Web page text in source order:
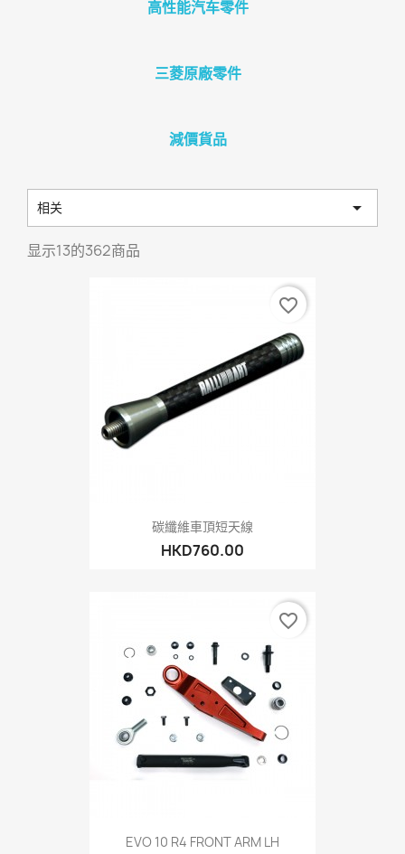
高性能汽车零件
三菱原廠零件
減價貨品
相关 
显示13的362商品
碳纖維車頂短天線
HKD760.00
favorite_border
EVO 10 R4 FRONT ARM LH
favorite_border